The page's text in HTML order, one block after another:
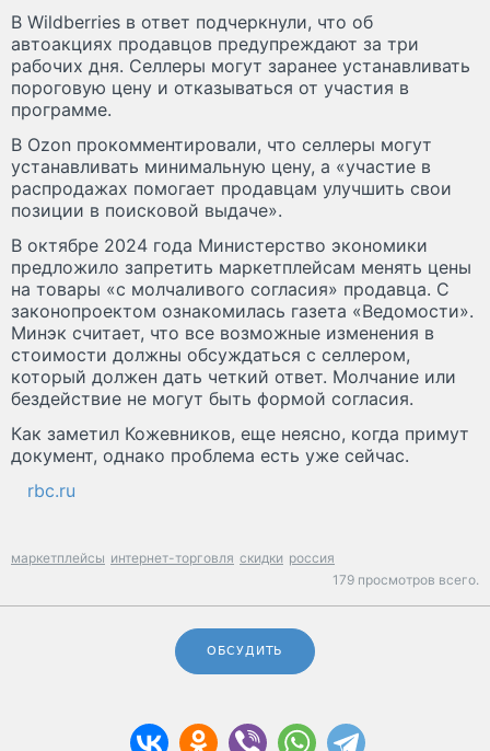
В Wildberries в ответ подчеркнули, что об
автоакциях продавцов предупреждают за три
рабочих дня. Селлеры могут заранее устанавливать
пороговую цену и отказываться от участия в
программе.
В Ozon прокомментировали, что селлеры могут
устанавливать минимальную цену, а «участие в
распродажах помогает продавцам улучшить свои
позиции в поисковой выдаче».
В октябре 2024 года Министерство экономики
предложило запретить маркетплейсам менять цены
на товары «с молчаливого согласия» продавца. С
законопроектом ознакомилась газета «Ведомости».
Минэк считает, что все возможные изменения в
стоимости должны обсуждаться с селлером,
который должен дать четкий ответ. Молчание или
бездействие не могут быть формой согласия.
Как заметил Кожевников, еще неясно, когда примут
документ, однако проблема есть уже сейчас.
rbc.ru
маркетплейсы интернет-торговля скидки россия
179 просмотров всего.
ОБСУДИТЬ